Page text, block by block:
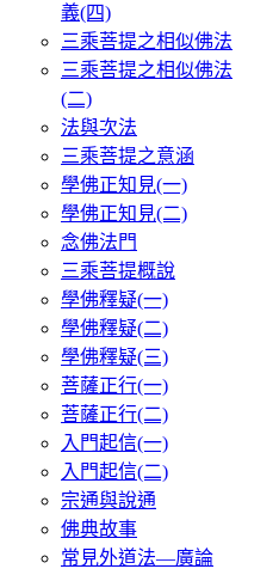
義(四)
三乘菩提之相似佛法
三乘菩提之相似佛法
(二)
法與次法
三乘菩提之意涵
學佛正知見(一)
學佛正知見(二)
念佛法門
三乘菩提概說
學佛釋疑(一)
學佛釋疑(二)
學佛釋疑(三)
菩薩正行(一)
菩薩正行(二)
入門起信(一)
入門起信(二)
宗通與說通
佛典故事
常見外道法—廣論